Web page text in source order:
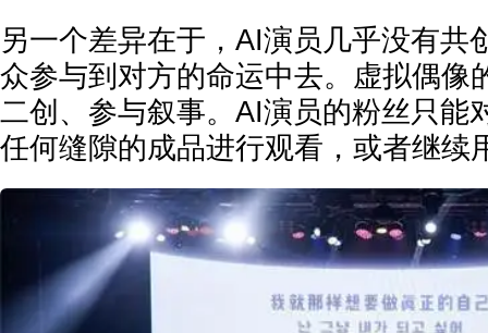
另一个差异在于，AI演员几乎没有共
众参与到对方的命运中去。虚拟偶像
二创、参与叙事。AI演员的粉丝只能
任何缝隙的成品进行观看，或者继续